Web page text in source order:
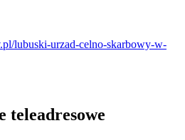
lubuski-urzad-celno-skarbowy-w-
teleadresowe